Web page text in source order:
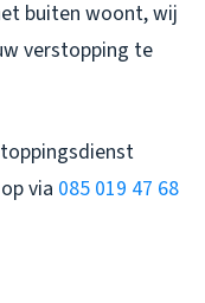
buiten woont, wij
verstopping te
via 085 019 47 68